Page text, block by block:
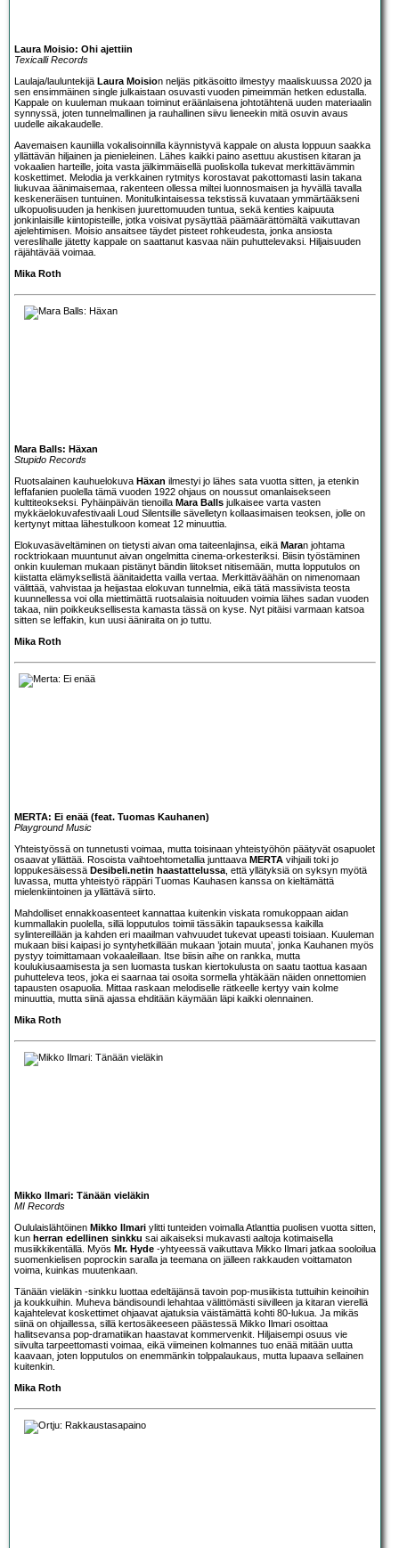
Laura Moisio: Ohi ajettiin
Texicalli Records
Laulaja/lauluntekijä Laura Moision neljäs pitkäsoitto ilmestyy maaliskuussa 2020 ja
sen ensimmäinen single julkaistaan osuvasti vuoden pimeimmän hetken edustalla.
Kappale on kuuleman mukaan toiminut eräänlaisena johtotähtenä uuden materiaalin
synnyssä, joten tunnelmallinen ja rauhallinen siivu lieneekin mitä osuvin avaus
uudelle aikakaudelle.
Aavemaisen kauniilla vokalisoinnilla käynnistyvä kappale on alusta loppuun saakka
yllättävän hiljainen ja pienieleinen. Lähes kaikki paino asettuu akustisen kitaran ja
vokaalien harteille, joita vasta jälkimmäisellä puoliskolla tukevat merkittävämmin
koskettimet. Melodia ja verkkainen rytmitys korostavat pakottomasti lasin takana
liukuvaa äänimaisemaa, rakenteen ollessa miltei luonnosmaisen ja hyvällä tavalla
keskeneräisen tuntuinen. Monitulkintaisessa tekstissä kuvataan ymmärtääkseni
ulkopuolisuuden ja henkisen juurettomuuden tuntua, sekä kenties kaipuuta
jonkinlaisille kiintopisteille, jotka voisivat pysäyttää päämäärättömältä vaikuttavan
ajelehtimisen. Moisio ansaitsee täydet pisteet rohkeudesta, jonka ansiosta
vereslihalle jätetty kappale on saattanut kasvaa näin puhuttelevaksi. Hiljaisuuden
räjähtävää voimaa.
Mika Roth
Mara Balls: Häxan
Stupido Records
Ruotsalainen kauhuelokuva Häxan ilmestyi jo lähes sata vuotta sitten, ja etenkin
leffafanien puolella tämä vuoden 1922 ohjaus on noussut omanlaisekseen
kulttiteokseksi. Pyhäinpäivän tienoilla Mara Balls julkaisee varta vasten
mykkäelokuvafestivaali Loud Silentsille sävelletyn kollaasimaisen teoksen, jolle on
kertynyt mittaa lähestulkoon komeat 12 minuuttia.
Elokuvasäveltäminen on tietysti aivan oma taiteenlajinsa, eikä Maran johtama
rocktriokaan muuntunut aivan ongelmitta cinema-orkesteriksi. Biisin työstäminen
onkin kuuleman mukaan pistänyt bändin liitokset nitisemään, mutta lopputulos on
kiistatta elämyksellistä äänitaidetta vailla vertaa. Merkittäväähän on nimenomaan
välittää, vahvistaa ja heijastaa elokuvan tunnelmia, eikä tätä massiivista teosta
kuunnellessa voi olla miettimättä ruotsalaisia noituuden voimia lähes sadan vuoden
takaa, niin poikkeuksellisesta kamasta tässä on kyse. Nyt pitäisi varmaan katsoa
sitten se leffakin, kun uusi ääniraita on jo tuttu.
Mika Roth
MERTA: Ei enää (feat. Tuomas Kauhanen)
Playground Music
Yhteistyössä on tunnetusti voimaa, mutta toisinaan yhteistyöhön päätyvät osapuolet
osaavat yllättää. Rosoista vaihtoehtometallia junttaava MERTA vihjaili toki jo
loppukesäisessä Desibeli.netin haastattelussa , että yllätyksiä on syksyn myötä
luvassa, mutta yhteistyö räppäri Tuomas Kauhasen kanssa on kieltämättä
mielenkiintoinen ja yllättävä siirto.
Mahdolliset ennakkoasenteet kannattaa kuitenkin viskata romukoppaan aidan
kummallakin puolella, sillä lopputulos toimii tässäkin tapauksessa kaikilla
sylintereillään ja kahden eri maailman vahvuudet tukevat upeasti toisiaan. Kuuleman
mukaan biisi kaipasi jo syntyhetkillään mukaan ’jotain muuta’, jonka Kauhanen myös
pystyy toimittamaan vokaaleillaan. Itse biisin aihe on rankka, mutta
koulukiusaamisesta ja sen luomasta tuskan kiertokulusta on saatu taottua kasaan
puhutteleva teos, joka ei saarnaa tai osoita sormella yhtäkään näiden onnettomien
tapausten osapuolia. Mittaa raskaan melodiselle rätkeelle kertyy vain kolme
minuuttia, mutta siinä ajassa ehditään käymään läpi kaikki olennainen.
Mika Roth
Mikko Ilmari: Tänään vieläkin
MI Records
Oululaislähtöinen Mikko Ilmari ylitti tunteiden voimalla Atlanttia puolisen vuotta sitten,
kun herran edellinen sinkku sai aikaiseksi mukavasti aaltoja kotimaisella
musiikkikentällä. Myös Mr. Hyde -yhtyeessä vaikuttava Mikko Ilmari jatkaa sooloilua
suomenkielisen poprockin saralla ja teemana on jälleen rakkauden voittamaton
voima, kuinkas muutenkaan.
Tänään vieläkin -sinkku luottaa edeltäjänsä tavoin pop-musiikista tuttuihin keinoihin
ja koukkuihin. Muheva bändisoundi lehahtaa välittömästi siivilleen ja kitaran vierellä
kajahtelevat koskettimet ohjaavat ajatuksia väistämättä kohti 80-lukua. Ja mikäs
siinä on ohjaillessa, sillä kertosäkeeseen päästessä Mikko Ilmari osoittaa
hallitsevansa pop-dramatiikan haastavat kommervenkit. Hiljaisempi osuus vie
siivulta tarpeettomasti voimaa, eikä viimeinen kolmannes tuo enää mitään uutta
kaavaan, joten lopputulos on enemmänkin tolppalaukaus, mutta lupaava sellainen
kuitenkin.
Mika Roth